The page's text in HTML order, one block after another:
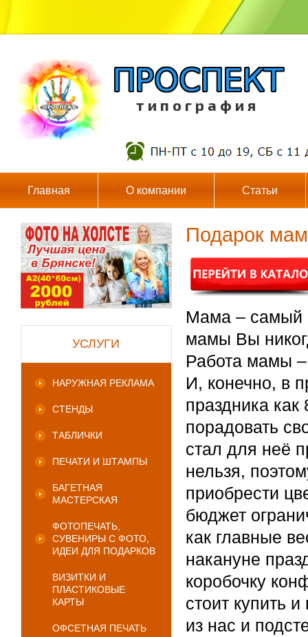
т и п о г р а ф и я
Главная О компании Статьи
УСЛУГИ
НАРУЖНАЯ РЕКЛАМА
СТЕНДЫ
ТАБЛИЧКИ
ПЕЧАТИ И ШТАМПЫ
БАГЕТНАЯ
МАСТЕРСКАЯ
ФОТОПЕЧАТЬ,
СУВЕНИРЫ С ФОТО,
ИДЕИ ДЛЯ ПОДАРКОВ
ВИЗИТКИ И
ПЛАСТИКОВЫЕ
КАРТЫ
ОФСЕТНАЯ ПЕЧАТЬ
Подарок
Мама – самый
мамы Вы
Работа мамы –
И, конечно, в
праздника
порадовать
стал для неё
нельзя,
приобрести
бюджет
как главные
накануне
коробочку
стоит купить
из нас и